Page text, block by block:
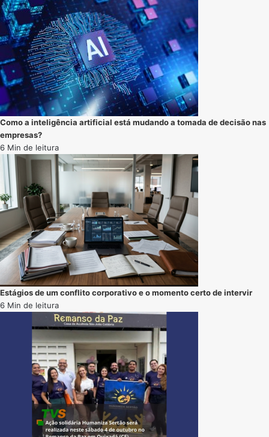
Como a inteligência artificial está mudando a tomada de decisão nas
empresas?
6 Min de leitura
Estágios de um conflito corporativo e o momento certo de intervir
6 Min de leitura